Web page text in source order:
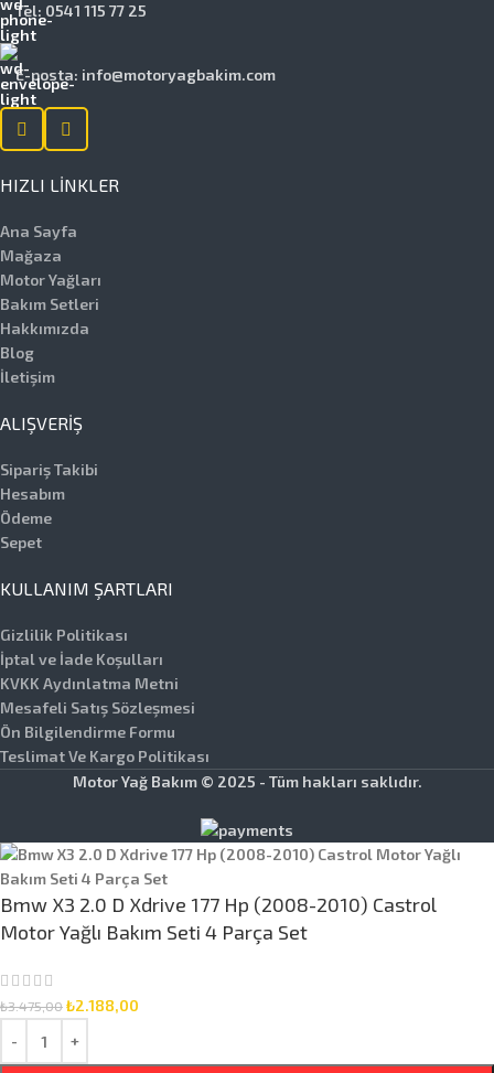
Tel: 0541 115 77 25
E-posta: info@motoryagbakim.com
HIZLI LINKLER
Ana Sayfa
Mağaza
Motor Yağları
Bakım Setleri
Hakkımızda
Blog
İletişim
ALIŞVERIŞ
Sipariş Takibi
Hesabım
Ödeme
Sepet
KULLANIM ŞARTLARI
Gizlilik Politikası
İptal ve İade Koşulları
KVKK Aydınlatma Metni
Mesafeli Satış Sözleşmesi
Ön Bilgilendirme Formu
Teslimat Ve Kargo Politikası
Motor Yağ Bakım © 2025 - Tüm hakları saklıdır.
Bmw X3 2.0 D Xdrive 177 Hp (2008-2010) Castrol
Motor Yağlı Bakım Seti 4 Parça Set
₺3.475,00₺2.188,00